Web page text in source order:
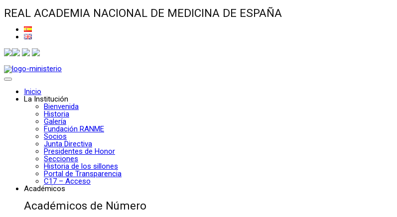
REAL ACADEMIA NACIONAL DE MEDICINA DE ESPAÑA
Inicio
La Institución
Bienvenida
Historia
Galería
Fundación RANME
Socios
Junta Directiva
Presidentes de Honor
Secciones
Historia de los sillones
Portal de Transparencia
C17 – Acceso
Académicos
Académicos de Número